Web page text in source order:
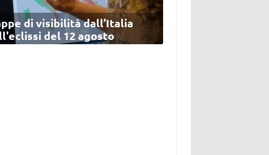
di visibilità dall’Italia
del 12 agosto